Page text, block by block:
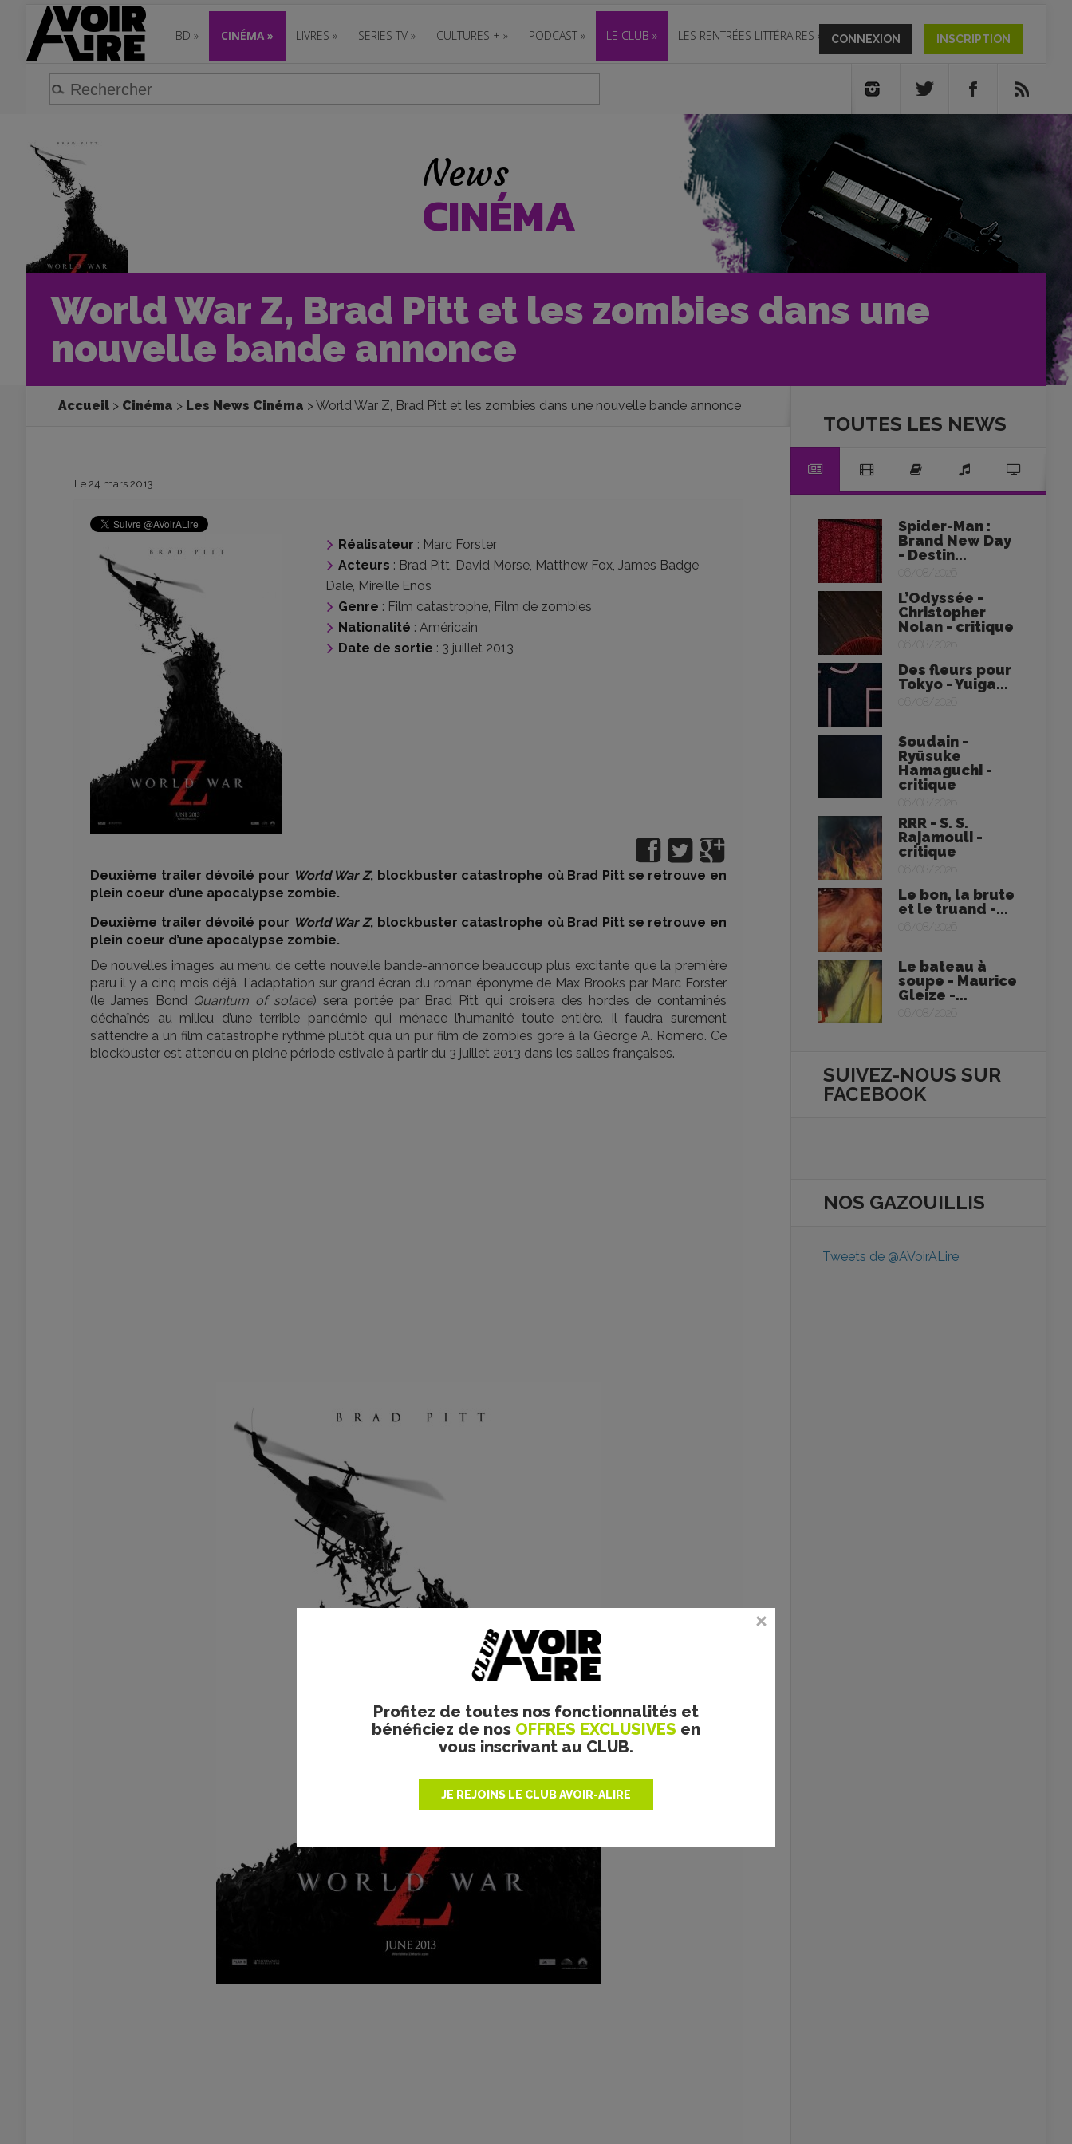
BD » CINÉMA » LIVRES » SERIES TV » CULTURES + » PODCAST » LE CLUB » LES RENTRÉES LITTÉRAIRES » CONNEXION INSCRIPTION
Profitez de toutes nos fonctionnalités et
bénéficiez de nos OFFRES EXCLUSIVES en
vous inscrivant au CLUB.
JE REJOINS LE CLUB AVOIR-ALIRE
News
CINÉMA
World War Z, Brad Pitt et les zombies dans une
nouvelle bande annonce
Accueil Cinéma Les News Cinéma World War Z, Brad Pitt et les zombies dans une nouvelle bande annonce
Le 24 mars 2013
Réalisateur : Marc Forster
Acteurs : Brad Pitt, David Morse, Matthew Fox, James Badge
Dale, Mireille Enos
Genre : Film catastrophe, Film de zombies
Nationalité : Américain
Date de sortie : 3 juillet 2013
Deuxième trailer dévoilé pour World War Z, blockbuster catastrophe où Brad Pitt se retrouve en
plein coeur d’une apocalypse zombie.
Deuxième trailer dévoilé pour World War Z, blockbuster catastrophe où Brad Pitt se retrouve en
plein coeur d’une apocalypse zombie.
De nouvelles images au menu de cette nouvelle bande-annonce beaucoup plus excitante que la première
paru il y a cinq mois déjà. L’adaptation sur grand écran du roman éponyme de Max Brooks par Marc Forster
(le James Bond Quantum of solace) sera portée par Brad Pitt qui croisera des hordes de contaminés
déchaînés au milieu d’une terrible pandémie qui ménace l’humanité toute entière. Il faudra surement
s’attendre a un film catastrophe rythmé plutôt qu’à un pur film de zombies gore à la George A. Romero. Ce
blockbuster est attendu en pleine période estivale à partir du 3 juillet 2013 dans les salles françaises.
TOUTES LES NEWS
Spider-Man :
Brand New Day
- Destin...
06/08/2026
L’Odyssée -
Christopher
Nolan - critique
06/08/2026
Des fleurs pour
Tokyo - Yuiga...
06/08/2026
Soudain -
Ryūsuke
Hamaguchi -
critique
06/08/2026
RRR - S. S.
Rajamouli -
critique
06/08/2026
Le bon, la brute
et le truand -...
06/08/2026
Le bateau à
soupe - Maurice
Gleize -...
06/08/2026
SUIVEZ-NOUS SUR
FACEBOOK
NOS GAZOUILLIS
Tweets de @AVoirALire